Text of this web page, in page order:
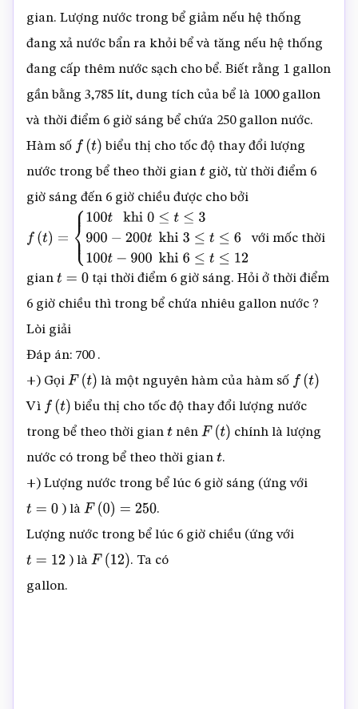
gian. Lượng nước trong bể giảm nếu hệ thống
đang xả nước bẩn ra khỏi bể và tăng nếu hệ thống
đang cấp thêm nước sạch cho bể. Biết rằng 1 gallon
gần bằng 3,785 lít, dung tích của bể là 1000 gallon
và thời điểm 6 giờ sáng bể chứa 250 gallon nước.
Hàm số f( t)
biểu thị cho tốc độ thay đổi lượng
nước trong bể theo thời gian tgiờ, từ thời điểm 6
giờ sáng đến 6 giờ chiều được cho bởi
f( t)=
100 khi ≤ 3 900− 200t khi ≤t≤ 100 −900 khi 6≤ ≤12
với mốc thời
gian t =0
tại thời điểm 6 giờ sáng. Hỏi ở thời điểm
6 giờ chiều thì trong bể chứa nhiêu gallon nước ?
Lòi giải
Đáp án: 700 .
+) Gọi F t) là một nguyên hàm của hàm số f( t)
Vì f( t)
biểu thị cho tốc độ thay đổi lượng nước
trong bể theo thời gian tnên F t)
chính là lượng
nước có trong bể theo thời gian t.
+) Lượng nước trong bể lúc 6 giờ sáng (ứng với
t =0 ) là F 0)= 250
.
Lượng nước trong bể lúc 6 giờ chiều (ứng với
t =12 ) làF 12)
. Ta có
gallon.